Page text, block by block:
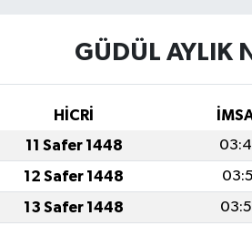
GÜDÜL AYLIK
HİCRİ
11 Safer 1448
12 Safer 1448
13 Safer 1448